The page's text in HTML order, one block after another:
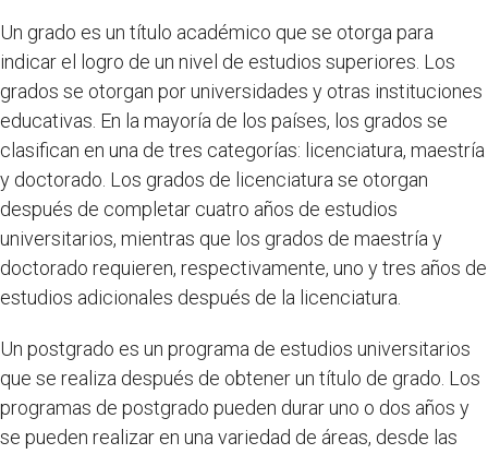
Un grado es un título académico que se otorga para
indicar el logro de un nivel de estudios superiores. Los
grados se otorgan por universidades y otras instituciones
educativas. En la mayoría de los países, los grados se
clasifican en una de tres categorías: licenciatura, maestría
y doctorado. Los grados de licenciatura se otorgan
después de completar cuatro años de estudios
universitarios, mientras que los grados de maestría y
doctorado requieren, respectivamente, uno y tres años de
estudios adicionales después de la licenciatura.
Un postgrado es un programa de estudios universitarios
que se realiza después de obtener un título de grado. Los
programas de postgrado pueden durar uno o dos años y
se pueden realizar en una variedad de áreas, desde las